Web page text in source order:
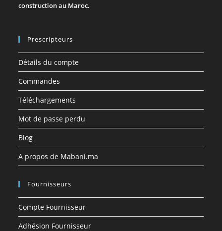
construction au Maroc.
Prescripteurs
Détails du compte
Commandes
Téléchargements
Mot de passe perdu
Blog
A propos de Mabani.ma
Fournisseurs
Compte Fournisseur
Adhésion Fournisseur